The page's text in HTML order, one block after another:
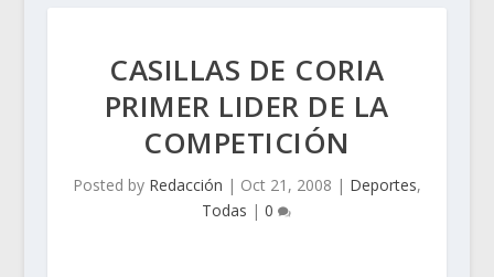
CASILLAS DE CORIA
PRIMER LIDER DE LA
COMPETICIÓN
Posted by Redacción | Oct 21, 2008 | Deportes,
Todas |0